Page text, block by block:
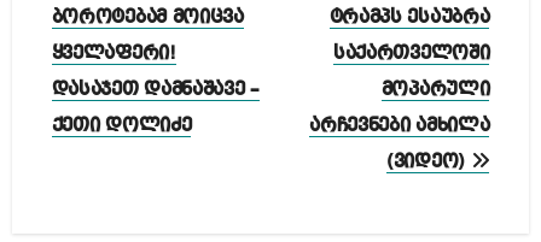
ბოროტებამ მოიცვა
ყველაფერი!
დასაჯეთ დამნაშავე –
ქეთი დოლიძე
ტრამპს ესაუბრა
საქართველოში
მოპარული
არჩევნები ამხილა
(ვიდეო)